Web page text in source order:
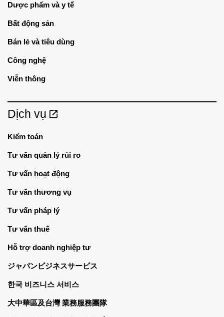
Dược phẩm và y tế
Bất động sản
Bán lẻ và tiêu dùng
Công nghệ
Viễn thông
Dịch vụ
Kiểm toán
Tư vấn quản lý rủi ro
Tư vấn hoạt động
Tư vấn thương vụ
Tư vấn pháp lý
Tư vấn thuế
Hỗ trợ doanh nghiệp tư
ジャパンビジネスサービス
한국 비즈니스 서비스
大中華區及台灣 業務服務團隊